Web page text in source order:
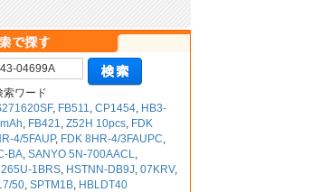
索ワード
, FB511,CP1454, HB3-
, FB421,Z52H 10pcs, FDK
4/5FAUP, FDK 8HR-4/3FAUPC,
BA,SANYO 5N-700AACL,
1BRS, HSTNN-DB9J,07KRV,
50,SPTM1B, HBLDT40